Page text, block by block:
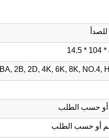
BA, 2B, 2D, 4K, 6K, 8K, NO.4,